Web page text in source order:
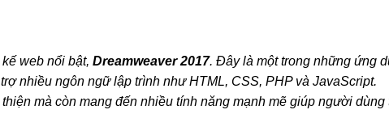
web nổi bật, Dreamweaver 2017. Đây là một trong những ứng
nhiều ngôn ngữ lập trình như HTML, CSS, PHP và JavaScript.
mà còn mang đến nhiều tính năng mạnh mẽ giúp người dùng